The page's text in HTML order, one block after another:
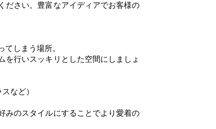
ださい。豊富なアイディアでお客様の
しまう場所。
を行いスッキリとした空間にしましょ
など）
みのスタイルにすることでより愛着の